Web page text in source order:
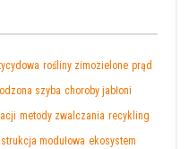
rośliny zimozielone prąd
szyba choroby jabłoni
metody zwalczania recykling
modułowa ekosystem